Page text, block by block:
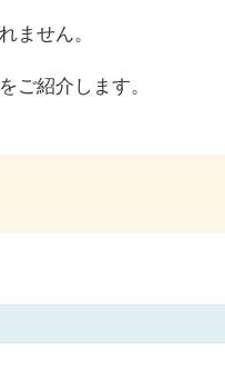
ません。
ご紹介します。